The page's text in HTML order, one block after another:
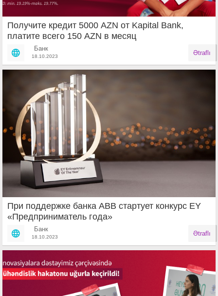
Получите кредит 5000 AZN от Kapital Bank,
платите всего 150 AZN в месяц
Банк
18.10.2023 Ətraflı
При поддержке банка ABB стартует конкурс EY
«Предприниматель года»
Банк
18.10.2023 Ətraflı